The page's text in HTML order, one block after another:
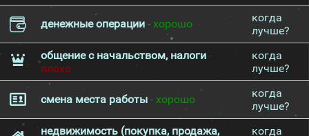
денежные операции - хорошо
когда
лучше?
общение с начальством, налоги -
плохо
когда
лучше?
смена места работы - хорошо
когда
лучше?
недвижимость (покупка, продажа,
когда